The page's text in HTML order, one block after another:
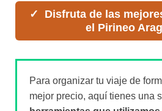
Disfruta de las
el Pirineo
Para organizar tu viaje de
mejor precio, aquí tienes una